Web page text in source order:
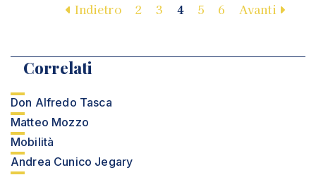
Indietro 2 3 4 5 6 Avanti
Correlati
Don Alfredo Tasca
Matteo Mozzo
Mobilità
Andrea Cunico Jegary